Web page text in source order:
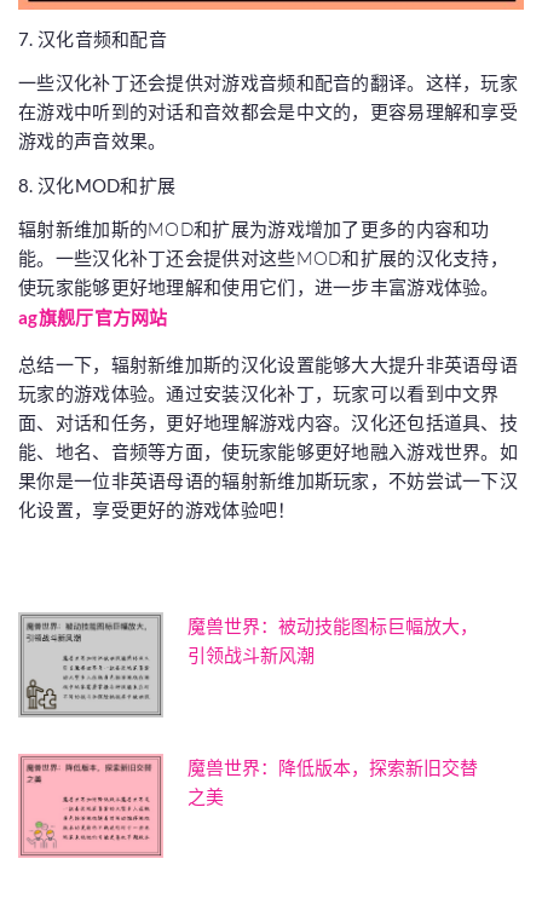
7. 汉化音频和配音
一些汉化补丁还会提供对游戏音频和配音的翻译。这样，玩家
在游戏中听到的对话和音效都会是中文的，更容易理解和享受
游戏的声音效果。
8. 汉化MOD和扩展
辐射新维加斯的MOD和扩展为游戏增加了更多的内容和功
能。一些汉化补丁还会提供对这些MOD和扩展的汉化支持，
使玩家能够更好地理解和使用它们，进一步丰富游戏体验。
ag旗舰厅官方网站
总结一下，辐射新维加斯的汉化设置能够大大提升非英语母语
玩家的游戏体验。通过安装汉化补丁，玩家可以看到中文界
面、对话和任务，更好地理解游戏内容。汉化还包括道具、技
能、地名、音频等方面，使玩家能够更好地融入游戏世界。如
果你是一位非英语母语的辐射新维加斯玩家，不妨尝试一下汉
化设置，享受更好的游戏体验吧！
魔兽世界：被动技能图标巨幅放大，
引领战斗新风潮
魔兽世界：降低版本，探索新旧交替
之美